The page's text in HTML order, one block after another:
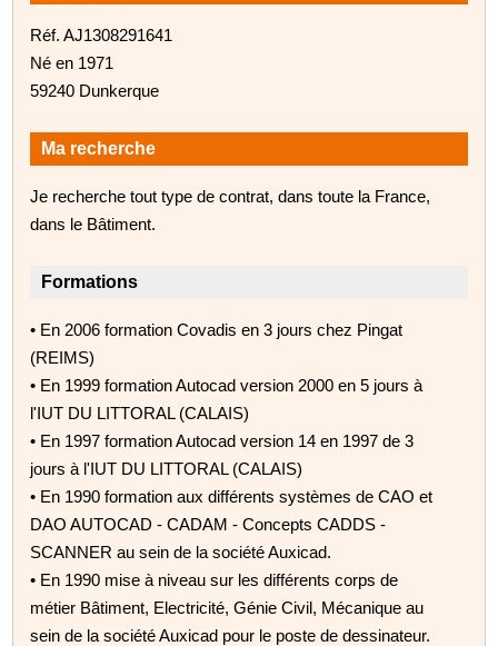
Réf. AJ1308291641
Né en 1971
59240 Dunkerque
Ma recherche
Je recherche tout type de contrat, dans toute la France,
dans le Bâtiment.
Formations
• En 2006 formation Covadis en 3 jours chez Pingat
(REIMS)
• En 1999 formation Autocad version 2000 en 5 jours à
l'IUT DU LITTORAL (CALAIS)
• En 1997 formation Autocad version 14 en 1997 de 3
jours à l'IUT DU LITTORAL (CALAIS)
• En 1990 formation aux différents systèmes de CAO et
DAO AUTOCAD - CADAM - Concepts CADDS -
SCANNER au sein de la société Auxicad.
• En 1990 mise à niveau sur les différents corps de
métier Bâtiment, Electricité, Génie Civil, Mécanique au
sein de la société Auxicad pour le poste de dessinateur.